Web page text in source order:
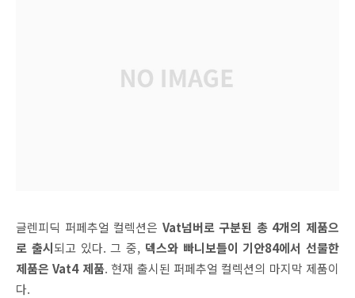
글렌피딕 퍼페추얼 컬렉션은 Vat넘버로 구분된 총 4개의 제품으
로 출시되고 있다. 그 중, 덱스와 빠니보틀이 기안84에서 선물한
제품은 Vat4 제품. 현재 출시된 퍼페추얼 컬렉션의 마지막 제품이
다.